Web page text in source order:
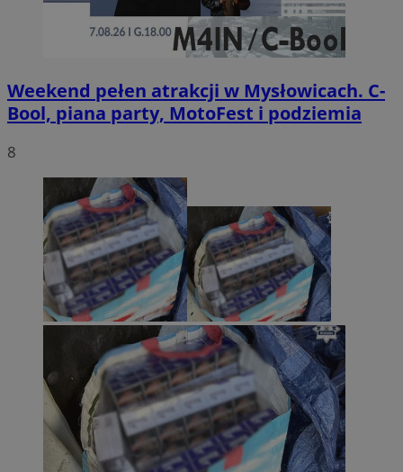
Weekend pełen atrakcji w Mysłowicach. C-
Bool, piana party, MotoFest i podziemia
8